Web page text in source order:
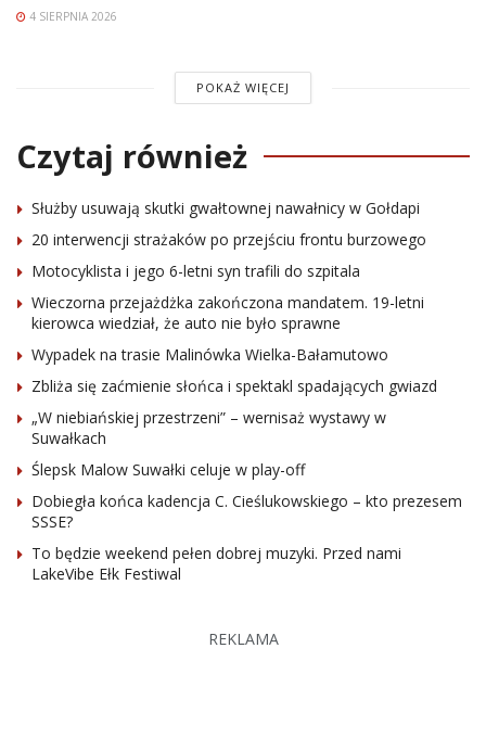
4 SIERPNIA 2026
POKAŻ WIĘCEJ
Czytaj również
Służby usuwają skutki gwałtownej nawałnicy w Gołdapi
20 interwencji strażaków po przejściu frontu burzowego
Motocyklista i jego 6-letni syn trafili do szpitala
Wieczorna przejażdżka zakończona mandatem. 19-letni
kierowca wiedział, że auto nie było sprawne
Wypadek na trasie Malinówka Wielka-Bałamutowo
Zbliża się zaćmienie słońca i spektakl spadających gwiazd
„W niebiańskiej przestrzeni” – wernisaż wystawy w
Suwałkach
Ślepsk Malow Suwałki celuje w play-off
Dobiegła końca kadencja C. Cieślukowskiego – kto prezesem
SSSE?
To będzie weekend pełen dobrej muzyki. Przed nami
LakeVibe Ełk Festiwal
REKLAMA